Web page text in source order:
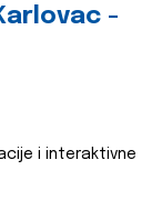
-
i interaktivne